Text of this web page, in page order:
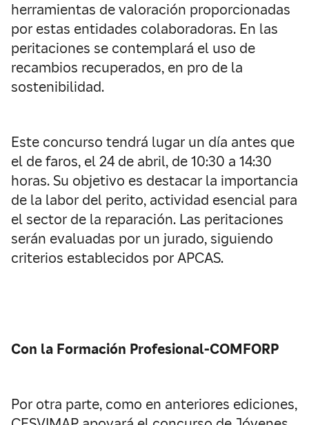
herramientas de valoración proporcionadas
por estas entidades colaboradoras. En las
peritaciones se contemplará el uso de
recambios recuperados, en pro de la
sostenibilidad.
Este concurso tendrá lugar un día antes que
el de faros, el 24 de abril, de 10:30 a 14:30
horas. Su objetivo es destacar la importancia
de la labor del perito, actividad esencial para
el sector de la reparación. Las peritaciones
serán evaluadas por un jurado, siguiendo
criterios establecidos por APCAS.
Con la Formación Profesional-COMFORP
Por otra parte, como en anteriores ediciones,